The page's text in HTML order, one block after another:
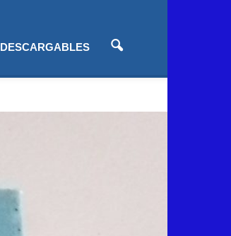
DESCARGABLES